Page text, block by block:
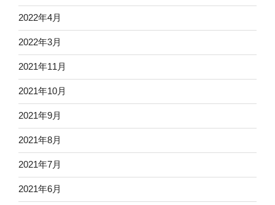
2022年4月
2022年3月
2021年11月
2021年10月
2021年9月
2021年8月
2021年7月
2021年6月